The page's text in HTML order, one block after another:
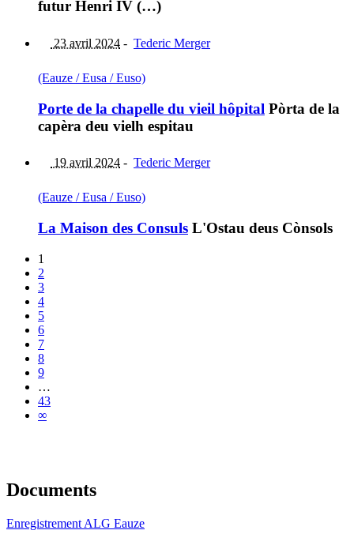
futur Henri IV (…)
23 avril 2024 - Tederic Merger
(Eauze / Eusa / Euso)
Porte de la chapelle du vieil hôpital Pòrta de la
capèra deu vielh espitau
19 avril 2024 - Tederic Merger
(Eauze / Eusa / Euso)
La Maison des Consuls L'Ostau deus Cònsols
1
2
3
4
5
6
7
8
9
…
43
∞
Documents
Enregistrement ALG Eauze